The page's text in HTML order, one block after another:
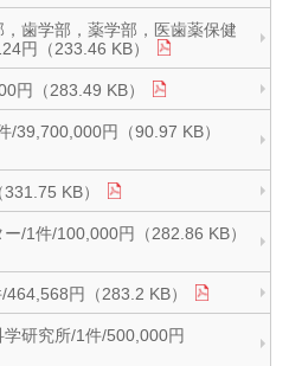
歯学部，薬学部，医歯薬保健
円（233.46 KB）
円（283.49 KB）
/39,700,000円（90.97 KB）
KB）
/1件/100,000円（282.86 KB）
円（283.2 KB）
研究所/1件/500,000円